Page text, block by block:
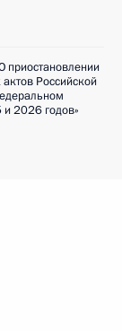
Российской
2026 годов»